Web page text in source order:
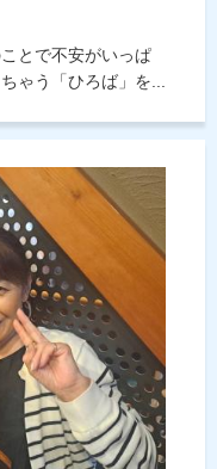
とで不安がいっぱ
ゃう「ひろば」を...